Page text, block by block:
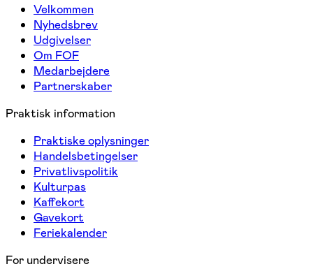
Velkommen
Nyhedsbrev
Udgivelser
Om FOF
Medarbejdere
Partnerskaber
Praktisk information
Praktiske oplysninger
Handelsbetingelser
Privatlivspolitik
Kulturpas
Kaffekort
Gavekort
Feriekalender
For undervisere